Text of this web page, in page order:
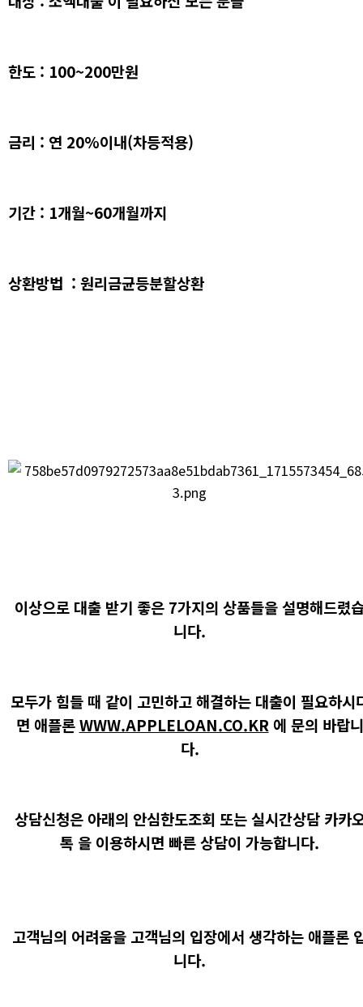
한도 : 100~200만원
금리 : 연 20%이내(차등적용)
기간 : 1개월~60개월까지
상환방법 : 원리금균등분할상환
이상으로 대출 받기 좋은 7가지의 상품들을 설명해드렸
니다.
모두가 힘들 때 같이 고민하고 해결하는 대출이 필요하시
면 애플론WWW.APPLELOAN.CO.KR 에 문의 바랍니
다.
상담신청은 아래의 안심한도조회 또는 실시간상담 카카
톡 을 이용하시면 빠른 상담이 가능합니다.
고객님의 어려움을 고객님의 입장에서 생각하는 애플론
니다.